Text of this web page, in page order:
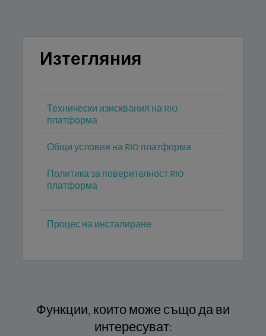
Изтегляния
Технически изисквания на RIO
платформа
Общи условия на RIO платформа
Политика за поверителност RIO
платформа
Процес на инсталиране
Функции, които може също да ви
интересуват: